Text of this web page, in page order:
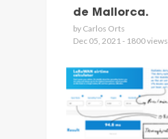
de Mallorca.
by Carlos Orts
Dec 05, 2021 - 1800 views